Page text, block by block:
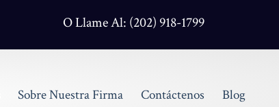
O Llame Al: (202) 918-1799
Sobre Nuestra Firma Contáctenos Blog